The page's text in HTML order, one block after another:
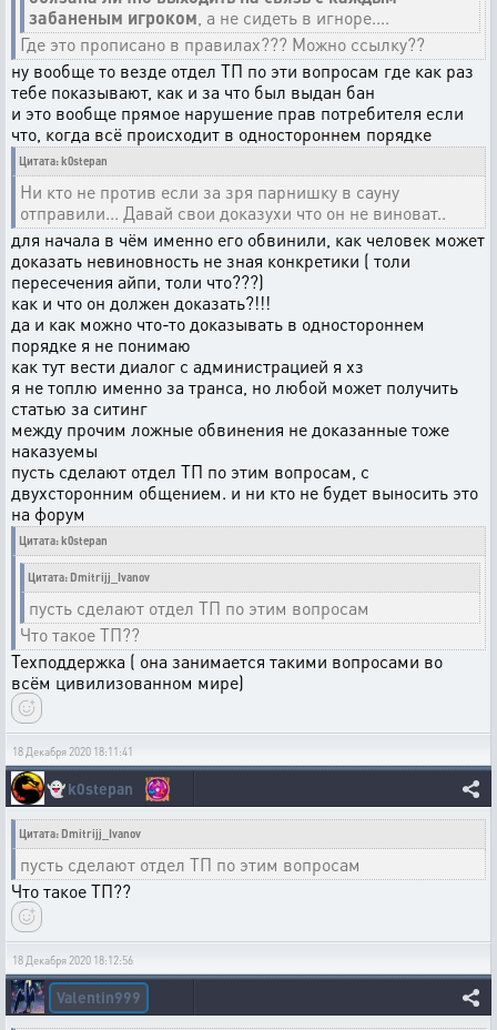
забаненым игроком , а не сидеть в игноре....
Где это прописано в правилах??? Можно ссылку??
ну вообще то везде отдел ТП по эти вопросам где как раз
тебе показывают, как и за что был выдан бан
и это вообще прямое нарушение прав потребителя если
что, когда всё происходит в одностороннем порядке
Цитата: k0stepan
Ни кто не против если за зря парнишку в сауну
отправили... Давай свои доказухи что он не виноват..
для начала в чём именно его обвинили, как человек может
доказать невиновность не зная конкретики ( толи
пересечения айпи, толи что???)
как и что он должен доказать?!!!
да и как можно что-то доказывать в одностороннем
порядке я не понимаю
как тут вести диалог с администрацией я хз
я не топлю именно за транса, но любой может получить
статью за ситинг
между прочим ложные обвинения не доказанные тоже
наказуемы
пусть сделают отдел ТП по этим вопросам, с
двухсторонним общением. и ни кто не будет выносить это
на форум
Цитата: k0stepan
Цитата: Dmitrijj_Ivanov
пусть сделают отдел ТП по этим вопросам
Что такое ТП??
Техподдержка ( она занимается такими вопросами во
всём цивилизованном мире)
18 Декабря 2020 18:11:41
👻k0stepan
Цитата: Dmitrijj_Ivanov
пусть сделают отдел ТП по этим вопросам
Что такое ТП??
18 Декабря 2020 18:12:56
Valentin999